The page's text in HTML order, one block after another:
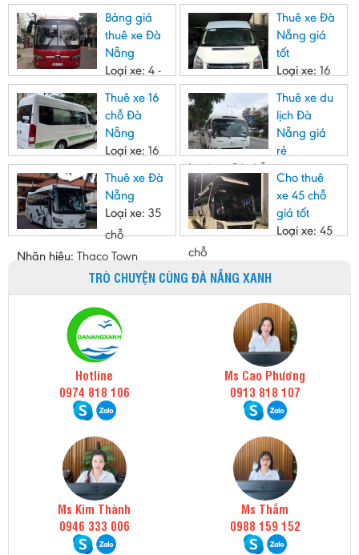
Bảng giá
thuê xe Đà
Nẵng
Loại xe: 4 -
45 chỗ
Nhãn hiệu:Nhiều nhãn hiệu
Thuê xe Đà
Nẵng giá
tốt
Loại xe: 16
chỗ
Nhãn hiệu:Ford Transit
Thuê xe 16
chỗ Đà
Nẵng
Loại xe: 16
Chỗ
Nhãn hiệu:Huyndai Solati
Thuê xe du
lịch Đà
Nẵng giá
rẻ
Loại xe:24 chỗ
Nhãn hiệu:
Huyndai County
Thuê xe Đà
Nẵng
Loại xe: 35
chỗ
Nhãn hiệu: Thaco Town
Cho thuê
xe 45 chỗ
giá tốt
Loại xe: 45
chỗ
Nhãn hiệu:Universe
TRÒ CHUYỆN CÙNG ĐÀ NẴNG XANH
Hotline
0974 818 106
Ms Cao Phương
0913 818 107
Ms Kim Thành
0946 333 006
Ms Thắm
0988 159 152